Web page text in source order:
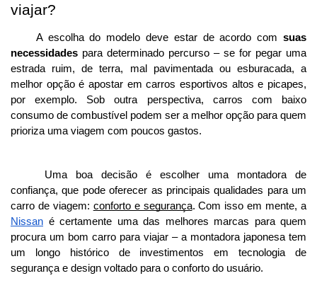
viajar?
A escolha do modelo deve estar de acordo com suas
necessidades para determinado percurso – se for pegar uma
estrada ruim, de terra, mal pavimentada ou esburacada, a
melhor opção é apostar em carros esportivos altos e picapes,
por exemplo. Sob outra perspectiva, carros com baixo
consumo de combustível podem ser a melhor opção para quem
prioriza uma viagem com poucos gastos.
Uma boa decisão é escolher uma montadora de
confiança, que pode oferecer as principais qualidades para um
carro de viagem: conforto e segurança
Nissan é certamente uma das melhores marcas para quem
procura um bom carro para viajar – a montadora japonesa tem
um longo histórico de investimentos em tecnologia de
segurança e design voltado para o conforto do usuário.